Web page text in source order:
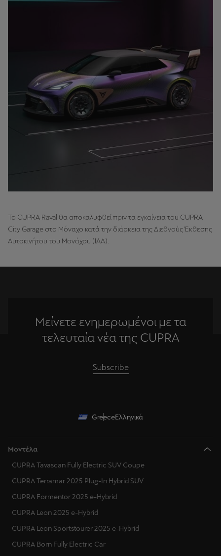
To CUPRA Raval θα αποκαλυφθεί πριν τα εγκαίνεια του CUPRA
City Garage στο Μόναχο κατά την διάρκεια της Διεθνούς Έκθεσης
Αυτοκινήτου του Μονάχου (ΙΑΑ).
Μείνετε ενημερωμένοι με τα
τελευταία νέα της CUPRA
Subscribe
GreeceΕλληνικά
Μοντέλα
CUPRA Tavascan Fully Electric SUV Coupe
CUPRA Terramar 2025 Plug-In Hybrid SUV
CUPRA Formentor 2025 e-Hybrid
CUPRA Leon 2025 e-Hybrid
CUPRA Leon Sportstourer 2025 e-Hybrid
CUPRA Born Fully Electric Car